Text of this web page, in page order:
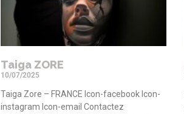
Taiga ZORE
10/07/2025
Taiga Zore – FRANCE Icon-facebook Icon-
instagram Icon-email Contactez